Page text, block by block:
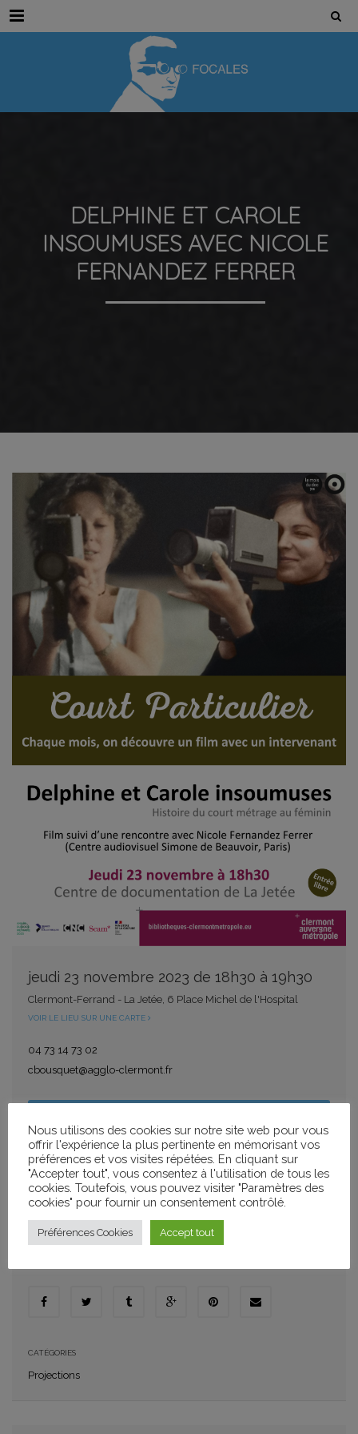
Menu
DELPHINE ET CAROLE
INSOUMUSES AVEC NICOLE
FERNANDEZ FERRER
jeudi 23 novembre 2023 de 18h30 à 19h30
Clermont-Ferrand - La Jetée, 6 Place Michel de l'Hospital
VOIR LE LIEU SUR UNE CARTE
04 73 14 73 02
cbousquet@agglo-clermont.fr
PLUS D'INFOS
AJOUTER À MON CALENDRIER
+ GOOGLE CALENDAR + ICAL IMPORT
CATÉGORIES
Projections
Nous utilisons des cookies sur notre site web pour vous
offrir l'expérience la plus pertinente en mémorisant vos
préférences et vos visites répétées. En cliquant sur
"Accepter tout", vous consentez à l'utilisation de tous les
cookies. Toutefois, vous pouvez visiter "Paramètres des
cookies" pour fournir un consentement contrôlé.
Préférences Cookies Accept tout